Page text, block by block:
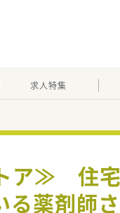
求人特集
トア≫ 住
る薬剤師